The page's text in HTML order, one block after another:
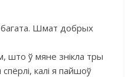
багата. Шмат добрых
што ў мяне знікла тры
калі я пайшоў